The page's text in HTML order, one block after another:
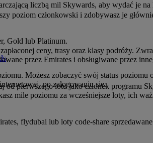
liczbą mil Skywards, aby wydać je
poziom członkowski i zdobywasz je
Gold lub Platinum.
.
Możesz zobaczyć swój status poziomu
po zalogowaniu się.
ceny, trasy oraz klasy podróży.
przez Emirates i obsługiwane przez
pierwszego lotu jako członek programu
mile poziomu za wcześniejsze loty, ich
flydubai lub loty code-share